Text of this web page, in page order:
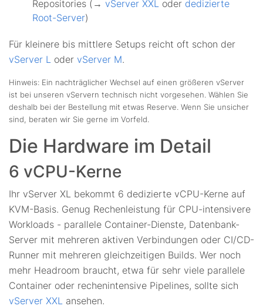
Repositories (→ vServer XXL oder dedizierte
Root-Server)
Für kleinere bis mittlere Setups reicht oft schon der
vServer L oder vServer M.
Hinweis: Ein nachträglicher Wechsel auf einen größeren vServer
ist bei unseren vServern technisch nicht vorgesehen. Wählen Sie
deshalb bei der Bestellung mit etwas Reserve. Wenn Sie unsicher
sind, beraten wir Sie gerne im Vorfeld.
Die Hardware im Detail
6 vCPU-Kerne
Ihr vServer XL bekommt 6 dedizierte vCPU-Kerne auf
KVM-Basis. Genug Rechenleistung für CPU-intensivere
Workloads - parallele Container-Dienste, Datenbank-
Server mit mehreren aktiven Verbindungen oder CI/CD-
Runner mit mehreren gleichzeitigen Builds. Wer noch
mehr Headroom braucht, etwa für sehr viele parallele
Container oder rechenintensive Pipelines, sollte sich
vServer XXL ansehen.